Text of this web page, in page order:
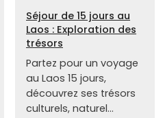
Séjour de 15 jours au
Laos : Exploration des
trésors
Partez pour un voyage
au Laos 15 jours,
découvrez ses trésors
culturels, naturel...